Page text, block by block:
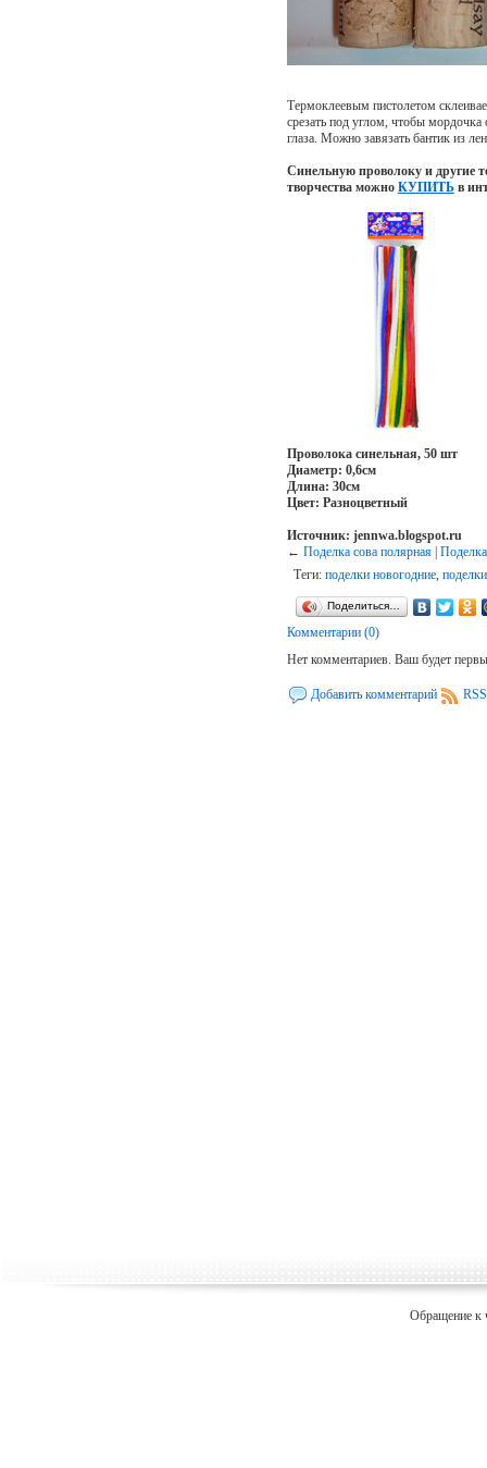
Термоклеевым пистолетом
срезать под углом, чтобы
глаза. Можно завязать бантик из
Синельную проволоку и другие
творчества можно КУПИТЬв
Проволока синельная, 50 шт
Диаметр: 0,6см
Длина: 30см
Цвет: Разноцветный
Источник: jennwa.blogspot.ru
← Поделка сова полярная|
Теги: поделки новогодние,
Поделиться…
Комментарии (0)
Нет комментариев. Ваш будет
Добавить комментарий
Обращение к